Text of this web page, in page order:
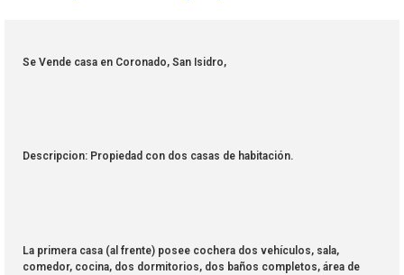
Se Vende casa en Coronado, San Isidro,
Descripcion: Propiedad con dos casas de habitación.
La primera casa (al frente) posee cochera dos vehículos, sala,
comedor, cocina, dos dormitorios, dos baños completos, área de